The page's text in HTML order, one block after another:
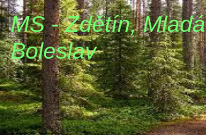
MS - Zdětín, Mladá
Boleslav